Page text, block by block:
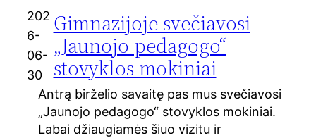
202
6-
06-
30
Gimnazijoje svečiavosi
„Jaunojo pedagogo“
stovyklos mokiniai
Antrą birželio savaitę pas mus svečiavosi
„Jaunojo pedagogo“ stovyklos mokiniai.
Labai džiaugiamės šiuo vizitu ir